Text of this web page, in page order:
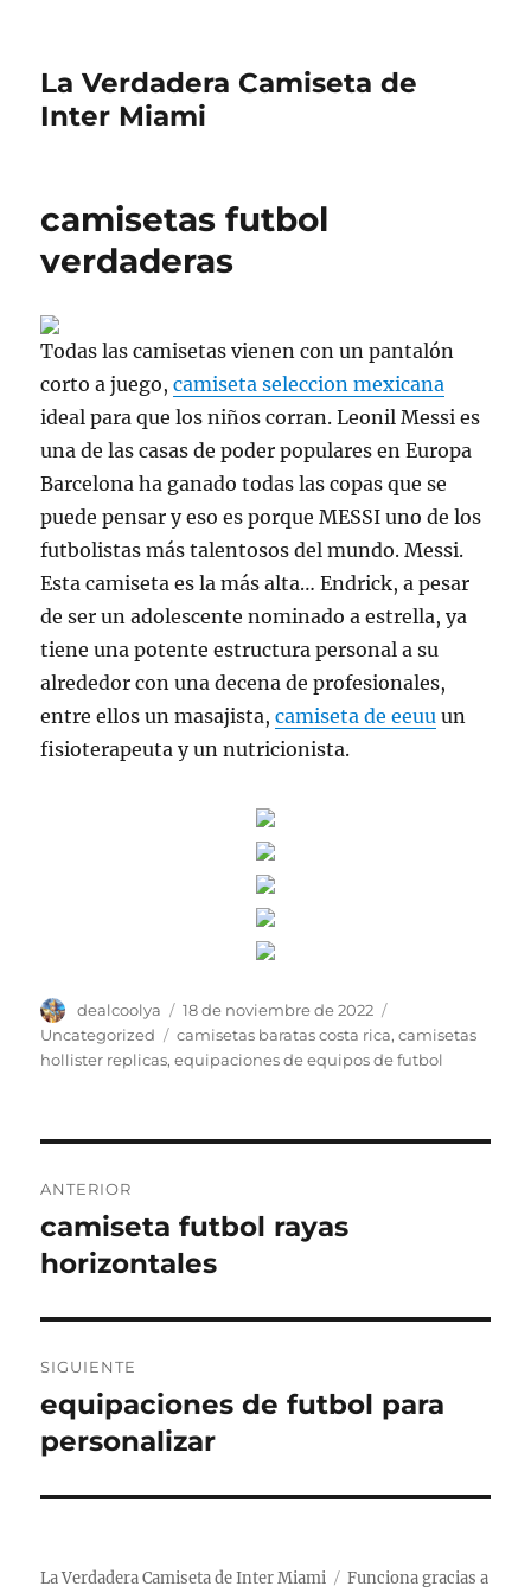
La Verdadera Camiseta de
Inter Miami
camisetas futbol
verdaderas
Todas las camisetas vienen con un pantalón
corto a juego,camiseta seleccion mexicana
ideal para que los niños corran. Leonil Messi es
una de las casas de poder populares en Europa
Barcelona ha ganado todas las copas que se
puede pensar y eso es porque MESSI uno de los
futbolistas más talentosos del mundo. Messi.
Esta camiseta es la más alta… Endrick, a pesar
de ser un adolescente nominado a estrella, ya
tiene una potente estructura personal a su
alrededor con una decena de profesionales,
entre ellos un masajista,camiseta de eeuu un
fisioterapeuta y un nutricionista.
Autor
dealcoolya
Publicado
el
18 de noviembre de 2022
Uncategorized
Etiquetas
camisetas baratas costa rica,camisetas
hollister replicas,equipaciones de equipos de futbol
de
entradas
ANTERIOR
Entrada
anterior:
camiseta futbol rayas
horizontales
SIGUIENTE
Entrada
siguiente:
equipaciones de futbol para
personalizar
La Verdadera Camiseta de Inter Miami Funciona gracias a